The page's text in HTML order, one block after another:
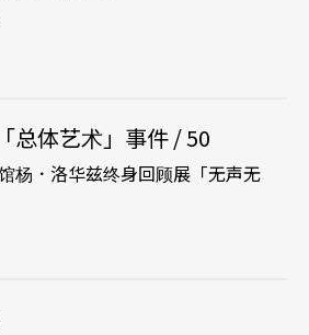
总体艺术」事件 / 50
杨．洛华兹终身回顾展「无声无